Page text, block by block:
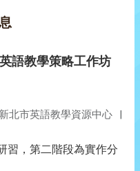
語教學策略工作坊
新北市英語教學資源中心 |
習，第二階段為實作分